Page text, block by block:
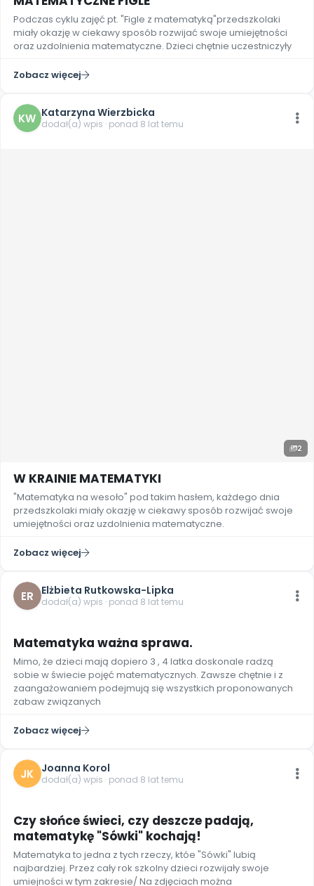
Podczas cyklu zajęć pt. "Figle z matematyką"przedszkolaki
miały okazję w ciekawy sposób rozwijać swoje umiejętności
oraz uzdolnienia matematyczne. Dzieci chętnie uczestniczyły
Zobacz więcej
KW Katarzyna Wierzbicka
dodał(a) wpis · ponad 8 lat temu
2
W KRAINIE MATEMATYKI
"Matematyka na wesoło" pod takim hasłem, każdego dnia
przedszkolaki miały okazję w ciekawy sposób rozwijać swoje
umiejętności oraz uzdolnienia matematyczne.
Zobacz więcej
ER Elżbieta Rutkowska-Lipka
dodał(a) wpis · ponad 8 lat temu
Matematyka ważna sprawa.
Mimo, że dzieci mają dopiero 3 , 4 latka doskonale radzą
sobie w świecie pojęć matematycznych. Zawsze chętnie i z
zaangażowaniem podejmują się wszystkich proponowanych
zabaw związanych
Zobacz więcej
JK Joanna Korol
dodał(a) wpis · ponad 8 lat temu
Czy słońce świeci, czy deszcze padają,
matematykę "Sówki" kochają!
Matematyka to jedna z tych rzeczy, któe "Sówki" lubią
najbardziej. Przez cały rok szkolny dzieci rozwijały swoje
umiejności w tym zakresie/ Na zdjęciach można